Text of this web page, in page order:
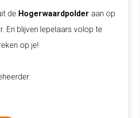
de Hogerwaardpolder aan op
En blijven lepelaars volop te
op je!